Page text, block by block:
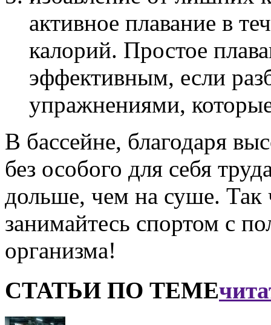
активное плавание в
калорий. Простое
эффективным, если
упражнениями,
В бассейне, благодаря
без особого для себя
дольше, чем на суше. Так
занимайтесь спортом с
организма!
СТАТЬИ ПО ТЕМЕ